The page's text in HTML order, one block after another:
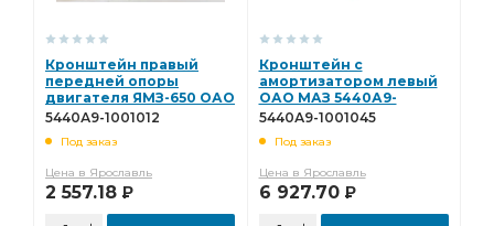
Кронштейн правый
передней опоры
двигателя ЯМЗ-650 ОАО
МАЗ* 5440А9-1001012
5440А9-1001012
Под заказ
Цена в Ярославль
2 557.18 Р
Кронштейн с
амортизатором левый
ОАО МАЗ 5440А9-
1001045
5440А9-1001045
Под заказ
Цена в Ярославль
6 927.70 Р